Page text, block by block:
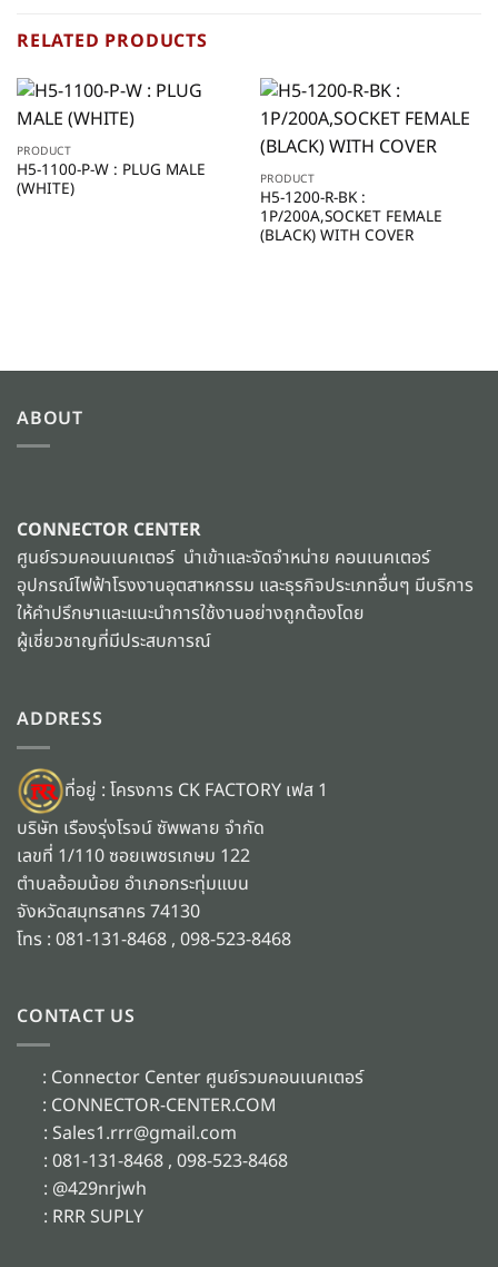
RELATED PRODUCTS
PRODUCT
H5-1100-P-W : PLUG MALE
(WHITE)
PRODUCT
H5-1200-R-BK :
1P/200A,SOCKET FEMALE
(BLACK) WITH COVER
ABOUT
CONNECTOR CENTER
ศูนย์รวมคอนเนคเตอร์ นำเข้าและจัดจำหน่าย คอนเนคเตอร์
อุปกรณ์ไฟฟ้าโรงงานอุตสาหกรรม และธุรกิจประเภทอื่นๆ มีบริการ
ให้คำปรึกษาและแนะนำการใช้งานอย่างถูกต้องโดย
ผู้เชี่ยวชาญที่มีประสบการณ์
ADDRESS
ที่อยู่ : โครงการ CK FACTORY เฟส 1
บริษัท เรืองรุ่งโรจน์ ซัพพลาย จำกัด
เลขที่ 1/110 ซอยเพชรเกษม 122
ตำบลอ้อมน้อย อำเภอกระทุ่มแบน
จังหวัดสมุทรสาคร 74130
โทร : 081-131-8468 , 098-523-8468
CONTACT US
: Connector Center ศูนย์รวมคอนเนคเตอร์
: CONNECTOR-CENTER.COM
: Sales1.rrr@gmail.com
: 081-131-8468 , 098-523-8468
: @429nrjwh
: RRR SUPLY